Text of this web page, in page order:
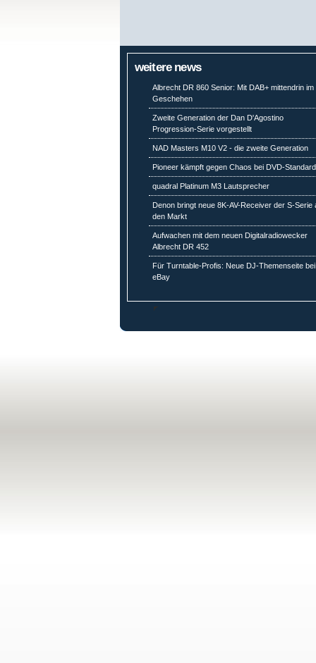
weitere news
Albrecht DR 860 Senior: Mit DAB+ mittendrin im
Geschehen
Zweite Generation der Dan D'Agostino
Progression-Serie vorgestellt
NAD Masters M10 V2 - die zweite Generation
Pioneer kämpft gegen Chaos bei DVD-
quadral Platinum M3 Lautsprecher
Denon bringt neue 8K-AV-Receiver der S-Serie
den Markt
Aufwachen mit dem neuen Digitalradiowecker
Albrecht DR 452
Für Turntable-Profis: Neue DJ-Themenseite bei
eBay